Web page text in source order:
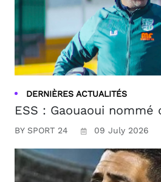
DERNIÈRES ACTUALITÉS
ESS : Gaouaoui nommé
BY SPORT 24 09 July 2026